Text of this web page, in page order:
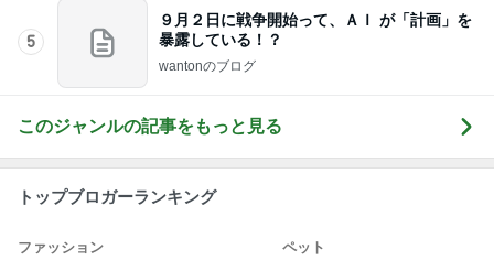
5
９月２日に戦争開始って、ＡＩ が「計画」を
暴露している！？
wantonのブログ
このジャンルの記事をもっと見る
トップブロガーランキング
ファッション ペット